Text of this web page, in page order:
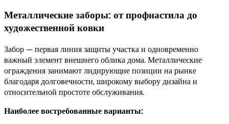
Металлические заборы: от профнастила до
художественной ковки
Забор — первая линия защиты участка и одновременно
важный элемент внешнего облика дома. Металлические
ограждения занимают лидирующие позиции на рынке
благодаря долговечности, широкому выбору дизайна и
относительной простоте обслуживания.
Наиболее востребованные варианты: